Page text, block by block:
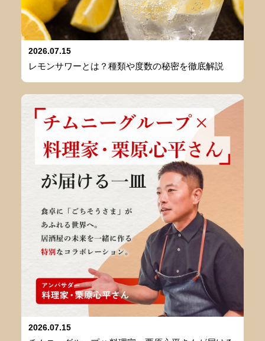
2026.07.15
レモンサワーとは？種類や度数の秘密を徹底解説
2026.07.15